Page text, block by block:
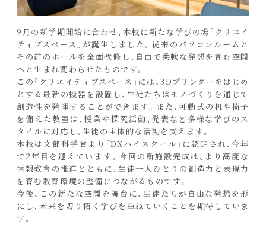
9月の新学期開始に合わせ、本校に新たな学びの場「クリエイ
ティブスペース」が誕生しました。従来のパソコンルームと
その前のホールを全面改修し、自由で柔軟な発想を育む空間
へと生まれ変わらせたものです。
この「クリエイティブスペース」には、3Dプリンターをはじめ
とする最新の機器を設置し、生徒たちはモノづくりを通じて
創造性を発揮することができます。また、可動式の机や椅子
を備えた教室は、授業や探究活動、発表など多様な学びのス
タイルに対応し、生徒の主体的な活動を支えます。
本校は文部科学省より「DXハイスクール」に認定され、今年
で2年目を迎えています。今回の新施設完成は、より高度な
情報教育の推進とともに、生徒一人ひとりの創造力と表現力
を育む教育環境の整備につながるものです。
今後、この新たな空間を舞台に、生徒たちが自由な発想を形
にし、未来を切り拓く学びを重ねていくことを期待していま
す。